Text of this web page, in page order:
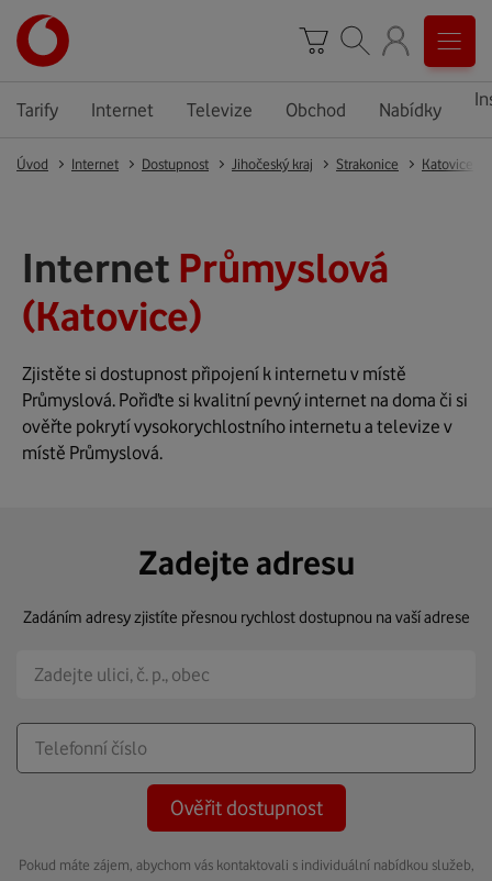
Tarify Internet Televize Obchod Nabídky
Úvod Internet Dostupnost Jihočeský kraj Strakonice Katovice
Internet Průmyslová
(Katovice)
Zjistěte si dostupnost připojení k internetu v místě
Průmyslová. Pořiďte si kvalitní pevný internet na doma či si
ověřte pokrytí vysokorychlostního internetu a televize v
místě Průmyslová.
Zadejte adresu
Zadáním adresy zjistíte přesnou rychlost dostupnou na vaší adrese
Ověřit dostupnost
Pokud máte zájem, abychom vás kontaktovali s individuální nabídkou služeb,